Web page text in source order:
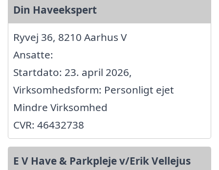
Din Haveekspert
Ryvej 36, 8210 Aarhus V
Ansatte:
Startdato: 23. april 2026,
Virksomhedsform: Personligt ejet
Mindre Virksomhed
CVR: 46432738
E V Have & Parkpleje v/Erik Vellejus